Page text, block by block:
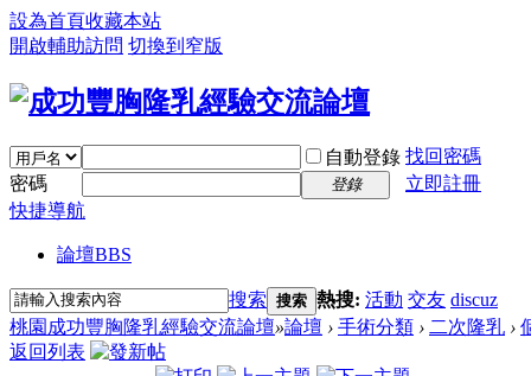
設為首頁收藏本站
開啟輔助訪問 切換到窄版
自動登錄 找回密碼
密碼
登錄
立即註冊
快捷導航
論壇BBS
搜索 搜索 熱搜: 活動 交友 discuz
桃園成功豐胸隆乳經驗交流論壇»論壇 › 手術分類 › 二次隆乳 ›
返回列表